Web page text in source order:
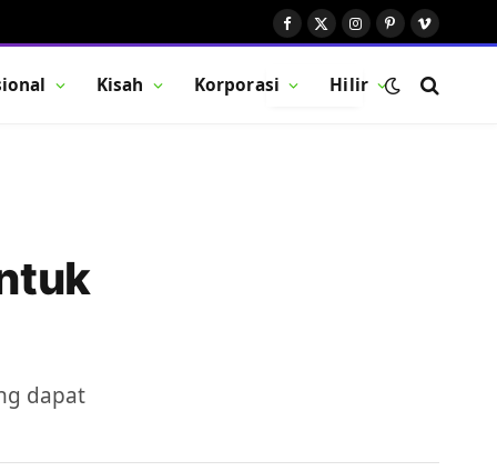
Facebook
X
Instagram
Pinterest
Vimeo
Kisah Korporasi Hilir
BUTTON
dapat